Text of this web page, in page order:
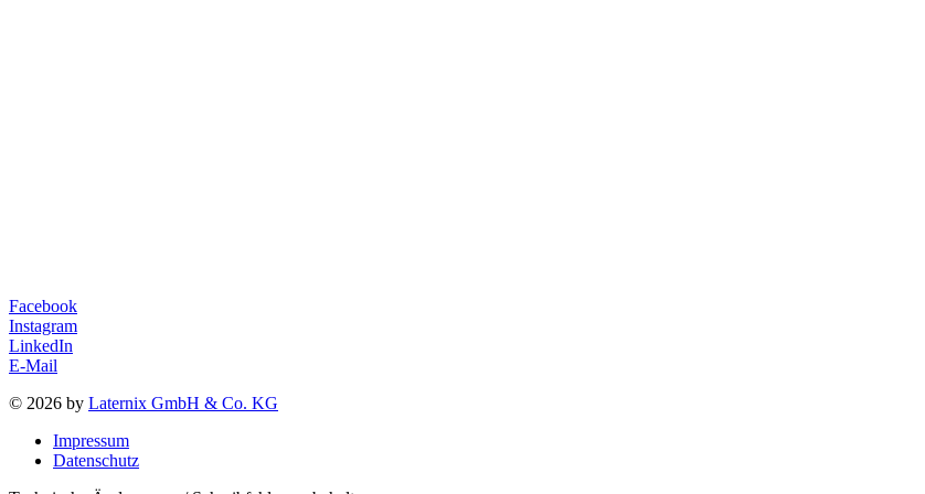
Facebook
Instagram
LinkedIn
E-Mail
© 2026 by Laternix GmbH & Co. KG
Impressum
Datenschutz